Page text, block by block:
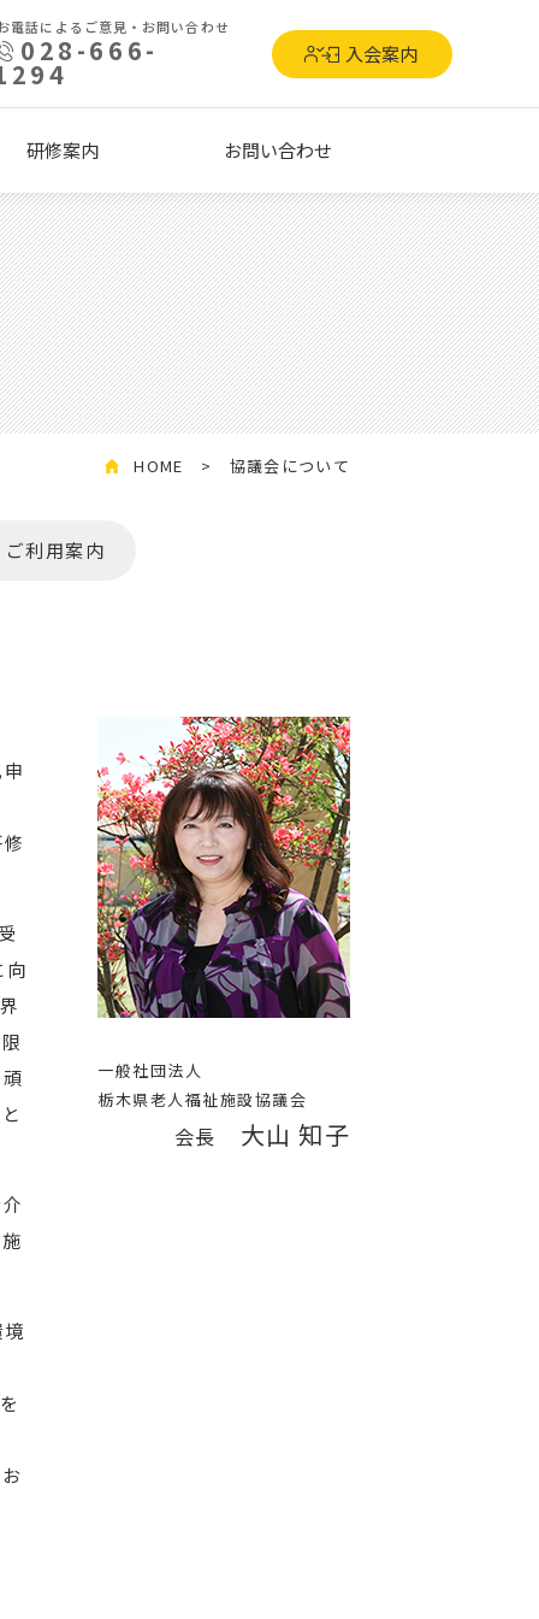
研修案内 お問い合わせ
電話によるご意見・お問い合わせ
028-666- 入会案内
HOME 協議会について
利用案内
向
一般社団法人
栃木県老人福祉施設協議会
会長 大山 知子